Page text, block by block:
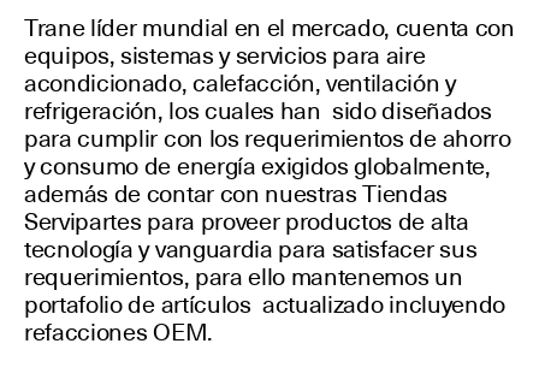
Trane líder mundial en el mercado, cuenta con
equipos, sistemas y servicios para aire
acondicionado, calefacción, ventilación y
refrigeración, los cuales han sido diseñados
para cumplir con los requerimientos de ahorro
y consumo de energía exigidos globalmente,
además de contar con nuestras Tiendas
Servipartes para proveer productos de alta
tecnología y vanguardia para satisfacer sus
requerimientos, para ello mantenemos un
portafolio de artículos actualizado incluyendo
refacciones OEM.